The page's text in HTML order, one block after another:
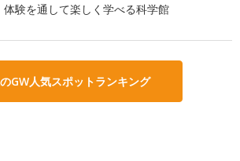
体験を通して楽しく学べる科学館
GW人気スポットランキング